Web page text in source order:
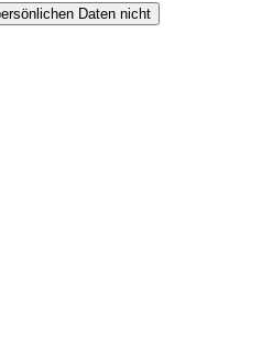
Daten nicht